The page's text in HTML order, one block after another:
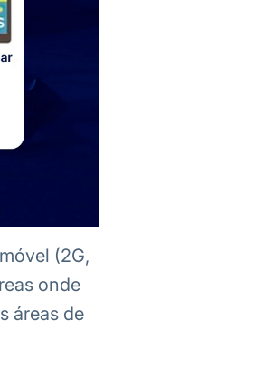
(2G,
onde
áreas de